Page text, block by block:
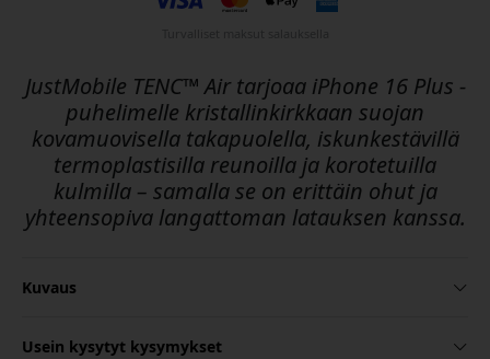
JustMobile TENC™ Air tarjoaa iPhone 16 Plus -
puhelimelle kristallinkirkkaan suojan
kovamuovisella takapuolella, iskunkestävillä
termoplastisilla reunoilla ja korotetuilla
kulmilla – samalla se on erittäin ohut ja
yhteensopiva langattoman latauksen kanssa.
Kuvaus
Usein kysytyt kysymykset